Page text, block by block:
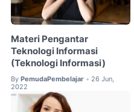
Materi Pengantar
Teknologi Informasi
(Teknologi Informasi)
By PemudaPembelajar • 26 Jun,
2022